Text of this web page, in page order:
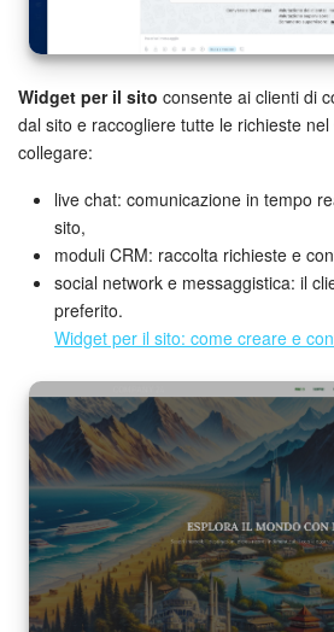
Widget per il sito consente ai clienti di
dal sito e raccogliere tutte le richieste
collegare:
live chat: comunicazione in tempo
sito,
moduli CRM: raccolta richieste e
social network e messaggistica: il
preferito.
Widget per il sito: come creare e